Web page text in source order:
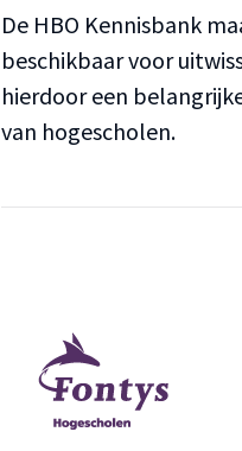
De HBO Kennisbank
beschikbaar voor
hierdoor een
van hogescholen.